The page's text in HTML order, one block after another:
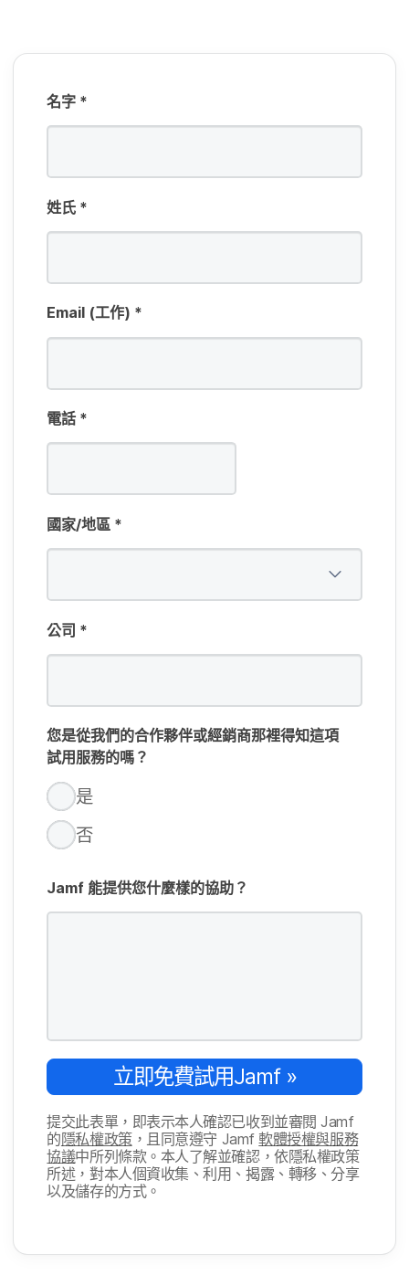
名​字 *
姓​氏 *
Email (工作) *
電話 *
國家​/​地區 *
公司 *
您​是​從​我們​的​合作​夥伴​或​經銷商​那​裡​得知​這​項​
試用​服務​的​嗎？
是
否
Jamf 能​提供​您什麼樣​的​協助？
立即​免費​試用Jamf »
提交​此​表單，​即​表示​本​人​確認​已​收到​並​審閱 Jamf
的隱私權​政策，​且​同意​遵守Jamf軟體​授權​與​服務​
協議中​所​列​條款。​本人​了​解​並​確認，​依隱私權​政策​
所述，​對​本​人​個​資收集、​利用、​揭露、​轉移、​分享​
以及​儲存​的​方式。